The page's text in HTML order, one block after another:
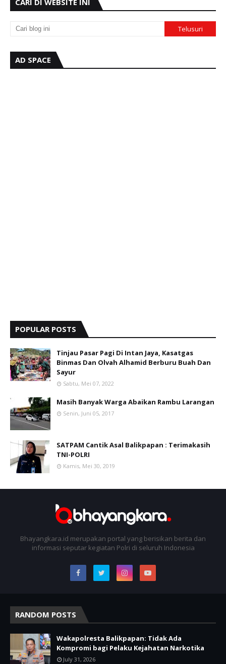
CARI DI WEBSITE INI
AD SPACE
POPULAR POSTS
Tinjau Pasar Pagi Di Intan Jaya, Kasatgas
Binmas Dan Olvah Alhamid Berburu Buah Dan
Sayur
Sabtu, Mei 07, 2022
Masih Banyak Warga Abaikan Rambu Larangan
Senin, Juni 05, 2017
SATPAM Cantik Asal Balikpapan : Terimakasih
TNI-POLRI
Kamis, Mei 30, 2019
Bhayangkara.id merupakan portal yang berisikan berita dan
informasi seputar kegiatan Polri di seluruh Indonesia
RANDOM POSTS
Wakapolresta Balikpapan: Tidak Ada
Kompromi bagi Pelaku Kejahatan Narkotika
July 31, 2026